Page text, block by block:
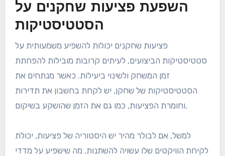
השפעת פציעות שחקנים על
הסטטיסטיקות
פציעות שחקנים יכולות להשפיע משמעותית על
סטטיסטיקות הביצועים, לעיתים קרובות מובילות להפחתת
זמן המשחק ולשינוי ביעילות. כאשר מנתחים את
הסטטיסטיקות של שחקן, יש לקחת בחשבון את תדירות
וחומרת הפציעות, כמו גם את הזמן שהושקע בשיקום.
למשל, אם לבולר מהיר יש היסטוריה של פציעות, יכולת
לקיחת הוויקטים שלו עשויה להשתנות, מה שישפיע על מדדי